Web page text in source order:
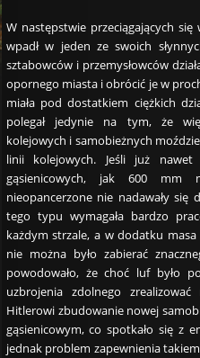
W następstwie przeciągających
wpadł w jeden ze swoich
sztabowców i przemysłowców
opornego miasta i obrócić je w
miała pod dostatkiem ciężkich
polegał jedynie na tym, że
kolejowych i samobieżnych
linii kolejowych. Jeśli już
gąsienicowych, jak 600 mm
nieopancerzone nie nadawały się
tego typu wymagała bardzo
każdym strzale, a w dodatku
nie można było zabierać
powodowało, że choć luf było
uzbrojenia zdolnego
Hitlerowi zbudowanie nowej
gąsienicowym, co spotkało się z
jednak problem zapewnienia